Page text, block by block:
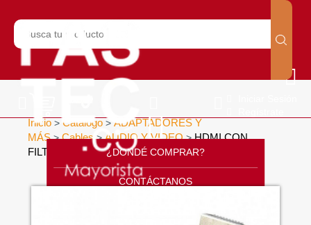
¿DONDÉ COMPRAR?
CONTÁCTANOS
Inicio > Catálogo > ADAPTADORES Y
MÁS>Cables>AUDIO Y VIDEO>HDMI CON
FILTRO Y MALLA MESH ( 3 MTS )>